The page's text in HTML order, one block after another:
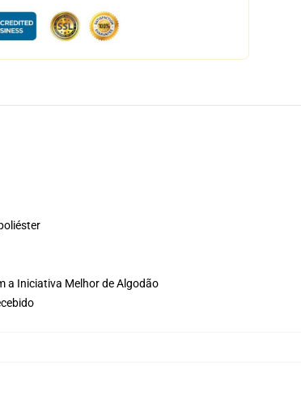
a Iniciativa Melhor de Algodão